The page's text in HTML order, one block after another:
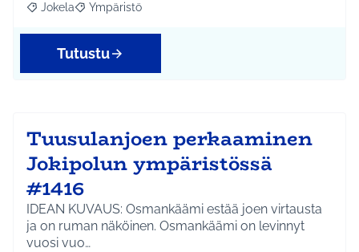
Rajaa tulokset aihepiirin mukaan: Jokela
Jokela Rajaa tulokset teeman mukaan: Ympäristö
Ympäristö
Tutustu
Tuusulanjoen perkaaminen
Jokipolun ympäristössä
#1416
IDEAN KUVAUS: Osmankäämi estää joen virtausta
ja on ruman näköinen. Osmankäämi on levinnyt
vuosi vuo…